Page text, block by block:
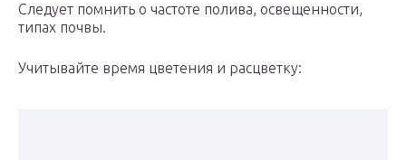
Следует помнить о частоте полива, освещенности,
типах почвы.
Учитывайте время цветения и расцветку: